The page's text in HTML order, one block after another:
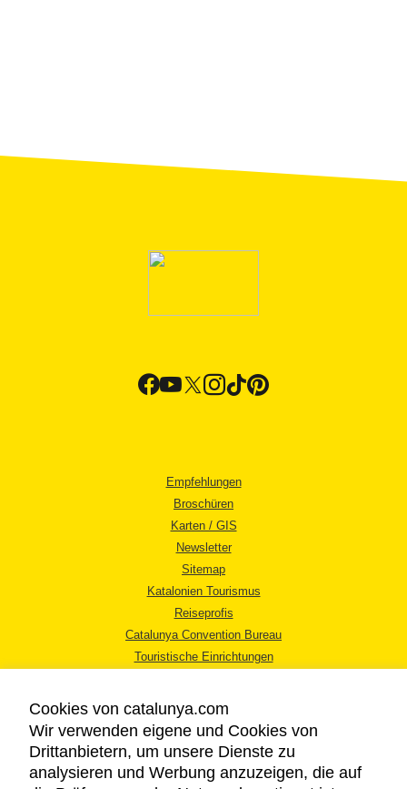
Empfehlungen
Broschüren
Karten / GIS
Newsletter
Sitemap
Katalonien Tourismus
Reiseprofis
Catalunya Convention Bureau
Touristische Einrichtungen
Cookies von catalunya.com
Wir verwenden eigene und Cookies von
Drittanbietern, um unsere Dienste zu
analysieren und Werbung anzuzeigen, die auf